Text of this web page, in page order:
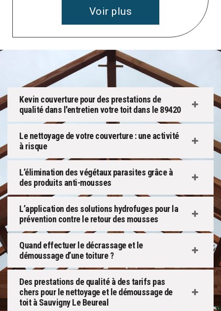
Voir plus
Kevin couverture pour des prestations de
qualité dans l'entretien votre toit dans le 89420
Le nettoyage de votre couverture : une activité
à risque
L’élimination des végétaux parasites grâce à
des produits anti-mousses
L’application des solutions hydrofuges pour la
prévention contre le retour des mousses
Quand effectuer le décrassage et le
démoussage d’une toiture ?
Des prestations de qualité à des tarifs pas
chers pour le nettoyage et le démoussage de
toit à Sauvigny Le Beureal